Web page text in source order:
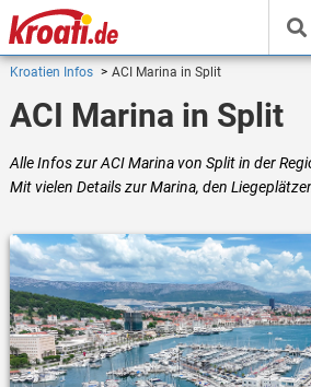
Kroatien Infos ACI Marina in Split
ACI Marina in Split
Alle Infos zur ACI Marina von Split in der
Mit vielen Details zur Marina, den